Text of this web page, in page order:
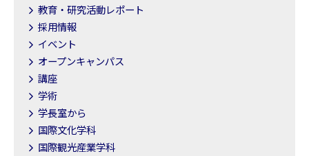
教育・研究活動レポート
採用情報
イベント
オープンキャンパス
講座
学術
学長室から
国際文化学科
国際観光産業学科